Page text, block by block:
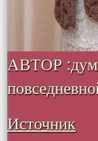
АВТОР
Источник